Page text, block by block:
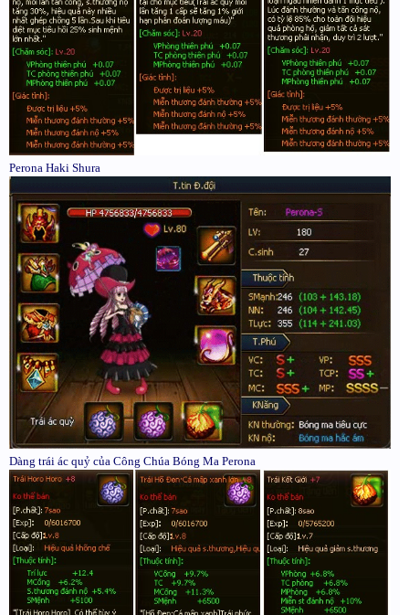
Perona Haki Shura
Dàng trái ác quỷ của Công Chúa Bóng Ma Perona